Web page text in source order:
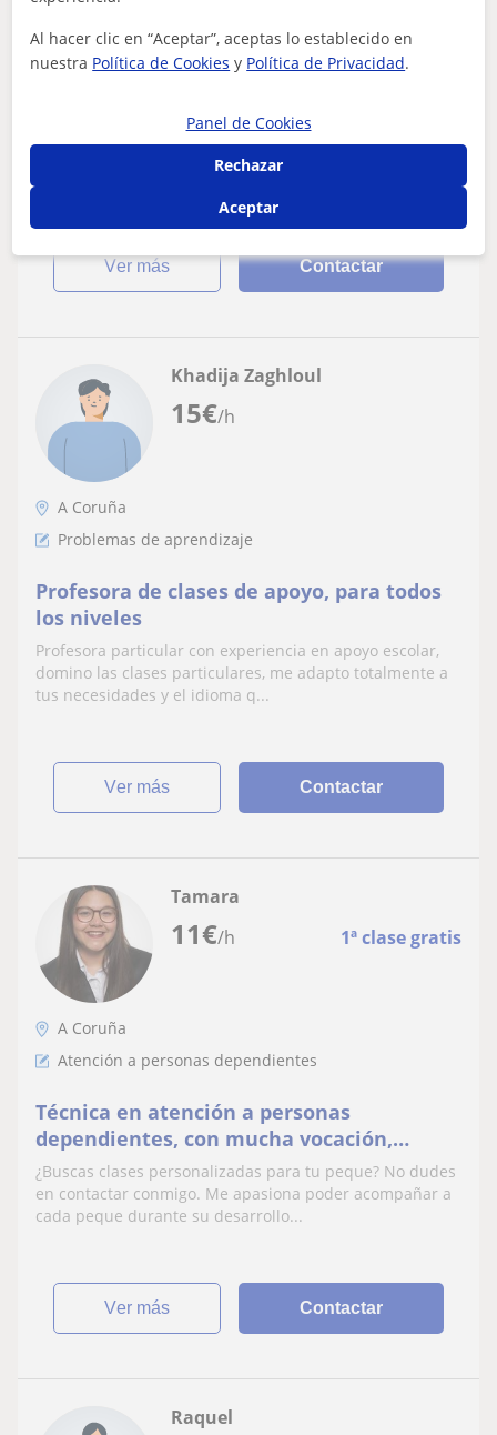
Soy Psicóloga, buscando un ingreso extra
adapto a las necesidades y
requerimientos.
Tengo experiencia en apoyo domiciliario con niños con
capacidades...), además de experiencia ge...
ver más Contactar
15€/h
Khadija Zaghloul
A Coruña
Problemas de aprendizaje
Profesora de clases de apoyo, para todos
los niveles
Profesora particular con experiencia en apoyo escolar,
domino las clases particulares, me adapto totalmente a
tus necesidades y el idioma q...
ver más Contactar
11€/h 1ª clase gratis
Tamara
A Coruña
Atención a personas dependientes
Técnica en atención a personas
dependientes, con mucha vocación,
empatía y muchas ganas de ayudar a los
peques.
¿Buscas clases personalizadas para tu peque? No dudes
en contactar conmigo. Me apasiona poder acompañar a
cada peque durante su desarrollo...
ver más Contactar
Raquel
Al hacer clic en “Aceptar”, aceptas lo establecido en
nuestra Política de Cookies y Política de Privacidad.
Panel de Cookies
Rechazar
Aceptar